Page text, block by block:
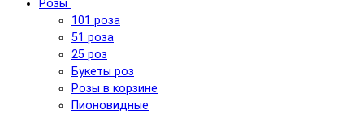
Розы
101 роза
51 роза
25 роз
Букеты роз
Розы в корзине
Пионовидные